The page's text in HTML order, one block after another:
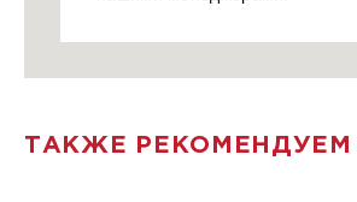
ТАКЖЕ РЕКОМЕНДУЕМ